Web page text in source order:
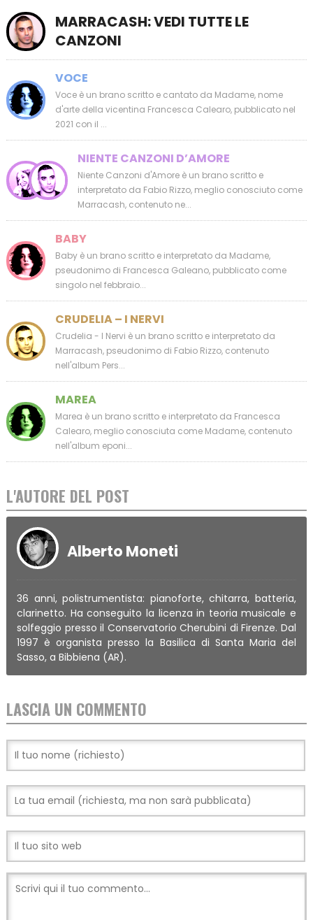
MARRACASH: VEDI TUTTE LE
CANZONI
VOCE
Voce è un brano scritto e cantato da Madame, nome
d'arte della vicentina Francesca Calearo, pubblicato nel
2021 con il ...
NIENTE CANZONI D’AMORE
Niente Canzoni d'Amore è un brano scritto e
interpretato da Fabio Rizzo, meglio conosciuto come
Marracash, contenuto ne...
BABY
Baby è un brano scritto e interpretato da Madame,
pseudonimo di Francesca Galeano, pubblicato come
singolo nel febbraio...
CRUDELIA – I NERVI
Crudelia - I Nervi è un brano scritto e interpretato da
Marracash, pseudonimo di Fabio Rizzo, contenuto
nell'album Pers...
MAREA
Marea è un brano scritto e interpretato da Francesca
Calearo, meglio conosciuta come Madame, contenuto
nell'album eponi...
L'AUTORE DEL POST
Alberto Moneti
36 anni, polistrumentista: pianoforte, chitarra, batteria,
clarinetto. Ha conseguito la licenza in teoria musicale e
solfeggio presso il Conservatorio Cherubini di Firenze. Dal
1997 è organista presso la Basilica di Santa Maria del
Sasso, a Bibbiena (AR).
LASCIA UN COMMENTO